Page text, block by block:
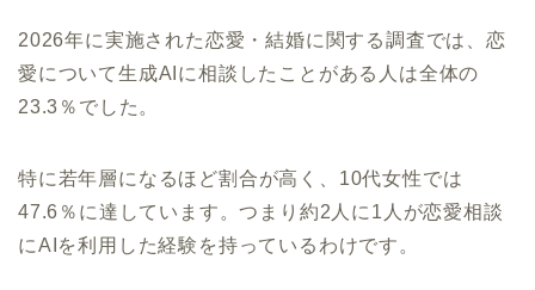
2026年に実施された恋愛・結婚に関する調査では、恋
愛について生成AIに相談したことがある人は全体の
23.3％でした。
特に若年層になるほど割合が高く、10代女性では
47.6％に達しています。つまり約2人に1人が恋愛相談
にAIを利用した経験を持っているわけです。